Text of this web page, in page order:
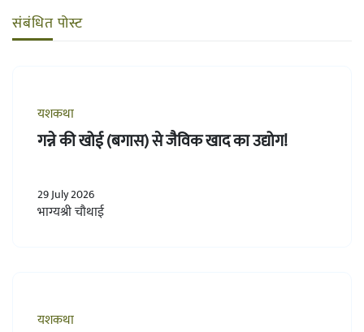
संबंधित पोस्ट
यशकथा
गन्ने की खोई (बगास) से जैविक खाद का उद्योग!
29 July 2026
भाग्यश्री चौथाई
यशकथा